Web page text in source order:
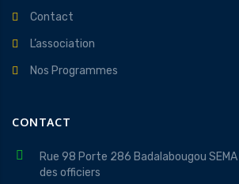
Contact
L’association
Nos Programmes
CONTACT
Rue 98 Porte 286 Badalabougou SEMA
des officiers